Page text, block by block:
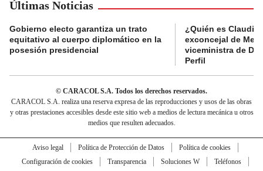
Últimas Noticias
Gobierno electo garantiza un trato
equitativo al cuerpo diplomático en la
posesión presidencial
¿Quién es Claudia
exconcejal de
viceministra de
Perfil
© CARACOL S.A. Todos los derechos reservados.
CARACOL S.A. realiza una reserva expresa de las reproducciones y usos de las obras
y otras prestaciones accesibles desde este sitio web a medios de lectura mecánica u otros
medios que resulten adecuados.
Aviso legal Política de Protección de Datos
Política de cookies
Configuración de cookies
Transparencia Soluciones W
Teléfonos